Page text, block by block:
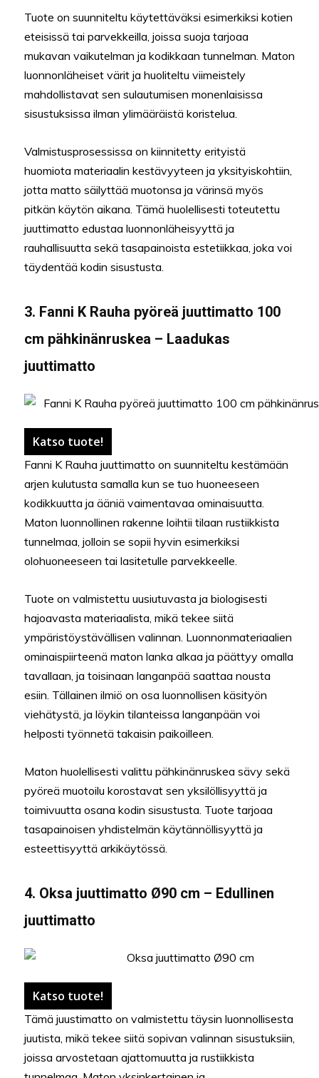
Tuote on suunniteltu käytettäväksi esimerkiksi kotien
eteisissä tai parvekkeilla, joissa suoja tarjoaa
mukavan vaikutelman ja kodikkaan tunnelman. Maton
luonnonläheiset värit ja huoliteltu viimeistely
mahdollistavat sen sulautumisen monenlaisissa
sisustuksissa ilman ylimääräistä koristelua.
Valmistusprosessissa on kiinnitetty erityistä
huomiota materiaalin kestävyyteen ja yksityiskohtiin,
jotta matto säilyttää muotonsa ja värinsä myös
pitkän käytön aikana. Tämä huolellisesti toteutettu
juuttimatto edustaa luonnonläheisyyttä ja
rauhallisuutta sekä tasapainoista estetiikkaa, joka voi
täydentää kodin sisustusta.
3. Fanni K Rauha pyöreä juuttimatto 100
cm pähkinänruskea – Laadukas
juuttimatto
Katso tuote!
Fanni K Rauha juuttimatto on suunniteltu kestämään
arjen kulutusta samalla kun se tuo huoneeseen
kodikkuutta ja ääniä vaimentavaa ominaisuutta.
Maton luonnollinen rakenne loihtii tilaan rustiikkista
tunnelmaa, jolloin se sopii hyvin esimerkiksi
olohuoneeseen tai lasitetulle parvekkeelle.
Tuote on valmistettu uusiutuvasta ja biologisesti
hajoavasta materiaalista, mikä tekee siitä
ympäristöystävällisen valinnan. Luonnonmateriaalien
ominaispiirteenä maton lanka alkaa ja päättyy omalla
tavallaan, ja toisinaan langanpää saattaa nousta
esiin. Tällainen ilmiö on osa luonnollisen käsityön
viehätystä, ja löykin tilanteissa langanpään voi
helposti työnnetä takaisin paikoilleen.
Maton huolellisesti valittu pähkinänruskea sävy sekä
pyöreä muotoilu korostavat sen yksilöllisyyttä ja
toimivuutta osana kodin sisustusta. Tuote tarjoaa
tasapainoisen yhdistelmän käytännöllisyyttä ja
esteettisyyttä arkikäytössä.
4. Oksa juuttimatto Ø90 cm – Edullinen
juuttimatto
Katso tuote!
Tämä juustimatto on valmistettu täysin luonnollisesta
juutista, mikä tekee siitä sopivan valinnan sisustuksiin,
joissa arvostetaan ajattomuutta ja rustiikkista